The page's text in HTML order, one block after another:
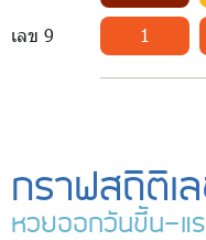
เลข 9 1
กราฟสถิติเ
หวยออกวันขึ้น-แ